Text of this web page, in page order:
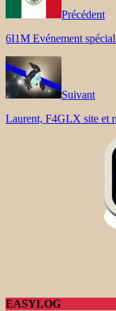
Précédent
6I1M Evénement
Suivant
Laurent, F4GLX site et
EASYLOG